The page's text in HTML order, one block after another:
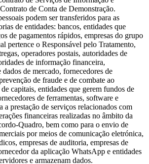
de Conta de Demonstração.
podem ser transferidos para as
de entidades: bancos, entidades que
de pagamentos rápidos, empresas do grupo
pertence o Responsável pelo Tratamento,
operadores postais, autoridades de
de informação financeira,
dados de mercado, fornecedores de
de fraude e de combate ao
capitais, entidades que gerem fundos de
de ferramentas, software e
a prestação de serviços relacionados com
financeiras realizadas no âmbito da
Quadro, bem como para o envio de
por meios de comunicação eletrónica,
empresas de auditoria, empresas de
da aplicação WhatsApp e entidades
e armazenam dados.